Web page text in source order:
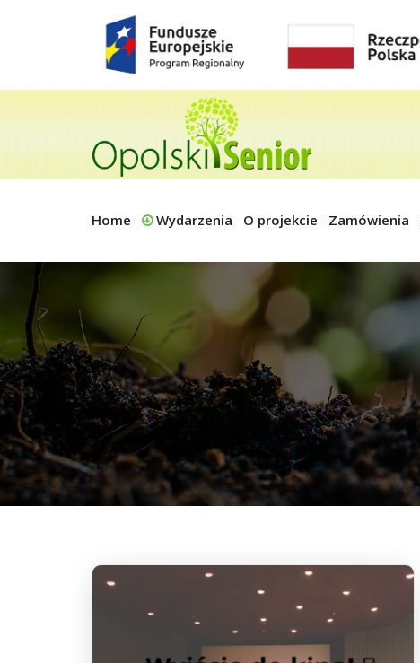
Home Wydarzenia O projekcie Zamówienia